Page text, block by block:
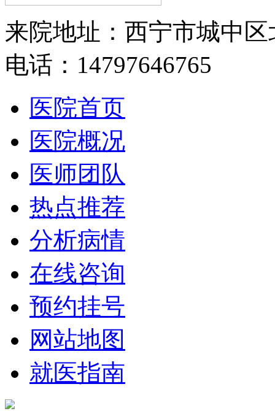
来院地址：西宁市城中区
电话：14797646765
医院首页
医院概况
医师团队
热点推荐
分析病情
在线咨询
预约挂号
网站地图
就医指南